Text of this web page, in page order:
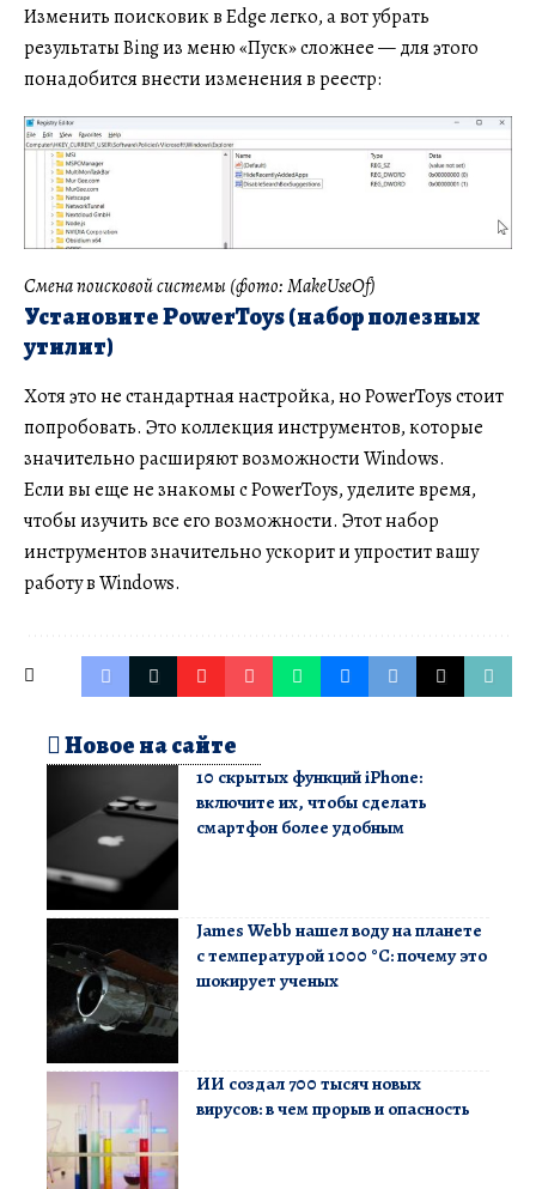
Изменить поисковик в Edge легко, а вот убрать
результаты Bing из меню «Пуск» сложнее — для этого
понадобится внести изменения в реестр:
Смена поисковой системы (фото: MakeUseOf)
Установите PowerToys (набор полезных
утилит)
Хотя это не стандартная настройка, но PowerToys стоит
попробовать. Это коллекция инструментов, которые
значительно расширяют возможности Windows.
Если вы еще не знакомы с PowerToys, уделите время,
чтобы изучить все его возможности. Этот набор
инструментов значительно ускорит и упростит вашу
работу в Windows.
Новое на сайте
10 скрытых функций iPhone:
включите их, чтобы сделать
смартфон более удобным
James Webb нашел воду на планете
с температурой 1000 °C: почему это
шокирует ученых
ИИ создал 700 тысяч новых
вирусов: в чем прорыв и опасность